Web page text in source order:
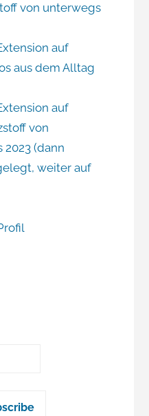
von unterwegs
auf
aus dem Alltag
auf
von
2023 (dann
weiter auf